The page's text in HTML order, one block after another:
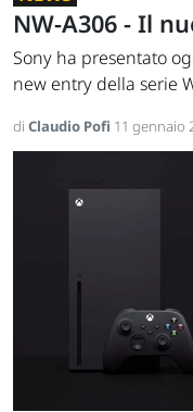
NW-A306 - Il
Sony ha presentato
new entry della serie
di Claudio Pofi 11 gennaio